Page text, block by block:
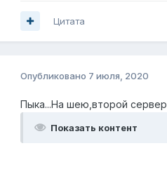
Цитата
Опубликовано 7 июля, 2020
Пыка...На шею,второй сервер
Показать контент